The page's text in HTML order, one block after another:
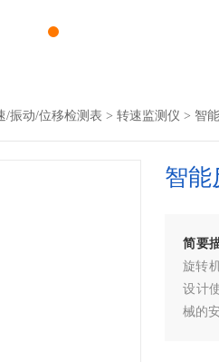
/振动/位移检测表 > 转速监测仪 > 智
智能
简要
旋转
设计
械的